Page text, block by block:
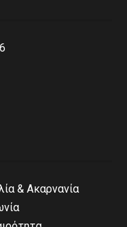
& Ακαρνανία